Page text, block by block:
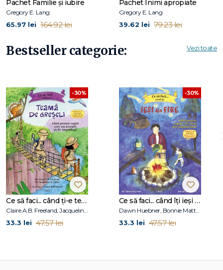
Pachet Familie și iubire
Gregory E. Lang
65.97 lei 164.92 lei
Pachet Inimi apropiate
Gregory E. Lang
39.62 lei 79.23 lei
Bestseller categorie: Vezi toate
-30%
Ce să faci... când ți-e teamă de greșeli. Ghid pentru copiii care nu acceptă să fie imperfecți
Claire A.B. Freeland, Jacqueline B. Toner, Janet McDonnell
33.3 lei 47.57 lei
-30%
Ce să faci... când îţi ieşi din fire. Ghid pentru copiii care nu-şi pot stăpâni furia
Dawn Huebner, Bonnie Matthews
33.3 lei 47.57 lei